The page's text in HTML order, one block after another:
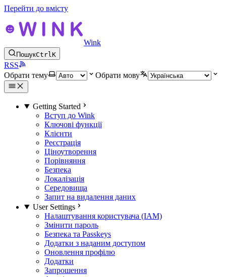
Перейти до вмісту
Wink
ПошукCtrlK
RSS
Обрати тему
Обрати мову
Getting Started
Вступ до Wink
Ключові функції
Клієнти
Реєстрація
Ціноутворення
Порівняння
Безпека
Локалізація
Середовища
Запит на видалення даних
User Settings
Налаштування користувача (IAM)
Змінити пароль
Безпека та Passkeys
Додатки з наданим доступом
Оновлення профілю
Додатки
Запрошення